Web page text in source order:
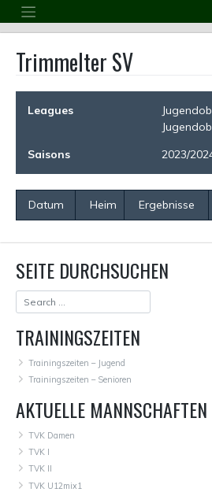
to
content
Trimmelter SV
Leagues
Saisons
2023/
Datum Heim Ergebnisse
SEITE DURCHSUCHEN
TRAININGSZEITEN
Trainingszeiten – Jugend
Trainingszeiten – Senioren
AKTUELLE MANNSCHAFTEN
TVK Damen
TVK I
TVK II
TVK U12mix1